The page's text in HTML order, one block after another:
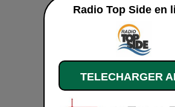
Radio Top Side en
TELECHARGER